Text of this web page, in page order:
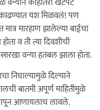
यश मिळवलं! पण
मारहाण झालेल्या बाईचा
व ती त्या दिवशीची
वन्या हतबल झाला होता.
निघाल्यामुळे दिल्याने
बातमी अपूर्ण माहितीमुळे
आणायलाच लावले.